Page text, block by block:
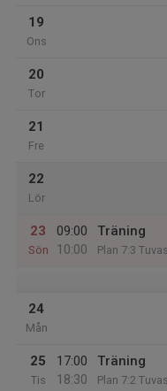
19
Ons
20
Tor
21
Fre
22
Lör
23
Sön
09:00
10:00
Träning
Plan 7:3
24
Mån
25
Tis
17:00
18:30
Träning
Plan 7:2